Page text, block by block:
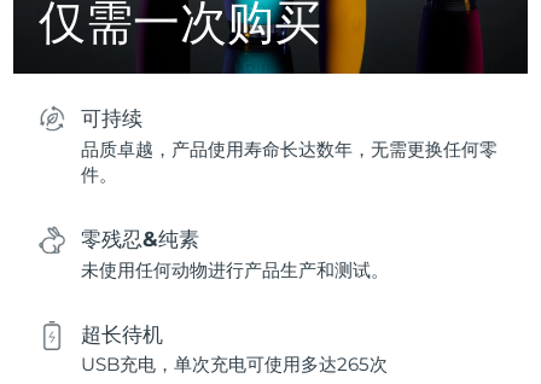
仅需一次购买
可持续
品质卓越，产品使用寿命长达数年，无需更换任何零
件。
零残忍&纯素
未使用任何动物进行产品生产和测试。
超长待机
USB充电，单次充电可使用多达265次